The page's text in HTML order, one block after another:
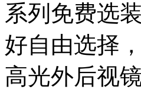
系列免费选
好自由选择
高光外后视